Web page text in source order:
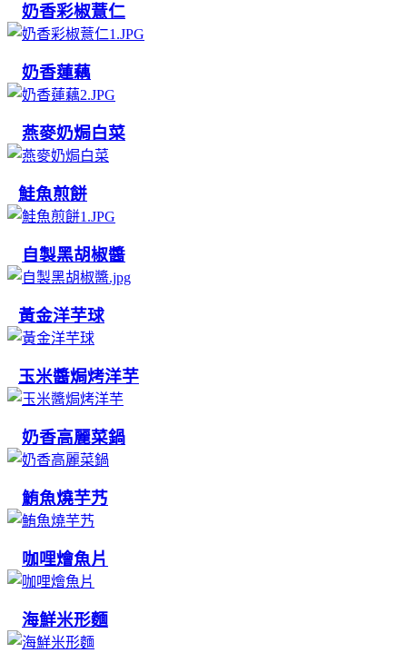
奶香彩椒薏仁
奶香蓮藕
燕麥奶焗白菜
鮭魚煎餅
自製黑胡椒醬
黃金洋芋球
玉米醬焗烤洋芋
奶香高麗菜鍋
鮪魚燒芋艿
咖哩燴魚片
海鮮米形麵